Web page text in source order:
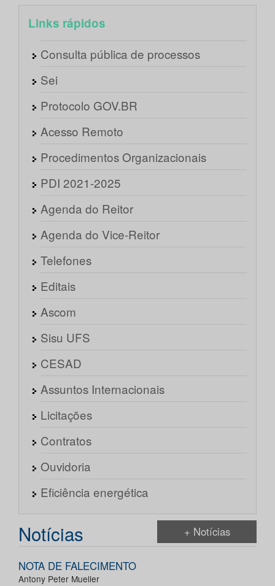
Links rápidos
Consulta pública de processos
Sei
Protocolo GOV.BR
Acesso Remoto
Procedimentos Organizacionais
PDI 2021-2025
Agenda do Reitor
Agenda do Vice-Reitor
Telefones
Editais
Ascom
Sisu UFS
CESAD
Assuntos Internacionais
Licitações
Contratos
Ouvidoria
Eficiência energética
Notícias + Notícias
NOTA DE FALECIMENTO
Antony Peter Mueller